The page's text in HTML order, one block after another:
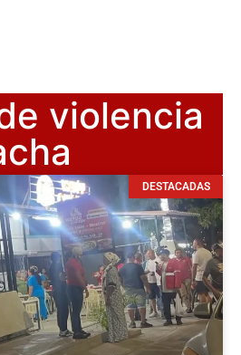
violencia
DESTACADAS